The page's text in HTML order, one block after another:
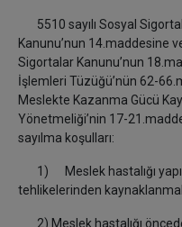
5510 sayılı Sosyal
Kanunu’nun 14.maddesine
Sigortalar Kanunu’nun
İşlemleri Tüzüğü’nün 62-
Meslekte Kazanma Gücü
Yönetmeliği’nin 17-
sayılma koşulları:
1) Meslek hastalığı
tehlikelerinden
2) Meslek hastalığı